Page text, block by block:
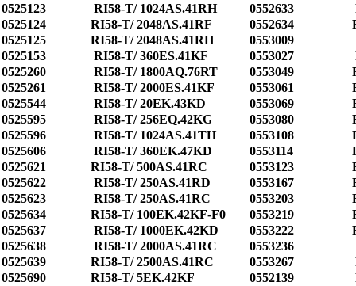
0525123
RI58-T/ 1024AS.41RH 0552633
0525124
RI58-T/ 2048AS.41RF 0552634
0525125
RI58-T/ 2048AS.41RH 0553009
0525153
RI58-T/ 360ES.41KF 0553027
0525260
RI58-T/ 1800AQ.76RT 0553049
0525261
RI58-T/ 2000ES.41KF 0553061
0525544
RI58-T/ 20EK.43KD 0553069
0525595
RI58-T/ 256EQ.42KG 0553080
0525596
RI58-T/ 1024AS.41TH 0553108
0525606
RI58-T/ 360EK.47KD 0553114
0525621
RI58-T/ 500AS.41RC 0553123
0525622
RI58-T/ 250AS.41RD 0553167
0525623
RI58-T/ 250AS.41RC 0553203
0525634
RI58-T/ 100EK.42KF-F0 0553219
0525637
RI58-T/ 1000EK.42KD 0553222
0525638
RI58-T/ 2000AS.41RC 0553236
0525639
RI58-T/ 2500AS.41RC 0553267
0525690
RI58-T/ 5EK.42KF 0552139